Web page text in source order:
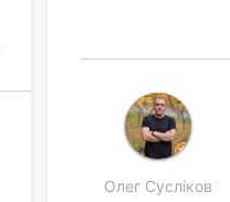
Олег Сусліков